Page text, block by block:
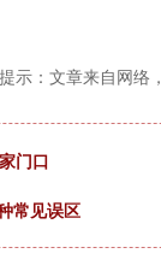
示：文章来自网络
门口
常见误区